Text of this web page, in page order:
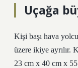
Uçağa
Kişi başı hava
üzere ikiye ayrılır.
23 cm x 40 cm x